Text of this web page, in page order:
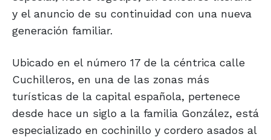
y el anuncio de su continuidad con una nueva
generación familiar.
Ubicado en el número 17 de la céntrica calle
Cuchilleros, en una de las zonas más
turísticas de la capital española, pertenece
desde hace un siglo a la familia González, está
especializado en cochinillo y cordero asados al